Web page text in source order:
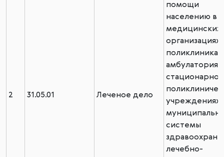
2 31.05.01 Леченое дело
помощи
населению в
медицинских
организациях:
поликлиниках,
амбулаториях,
стационарно-
учреждениях
системы
лечебно-